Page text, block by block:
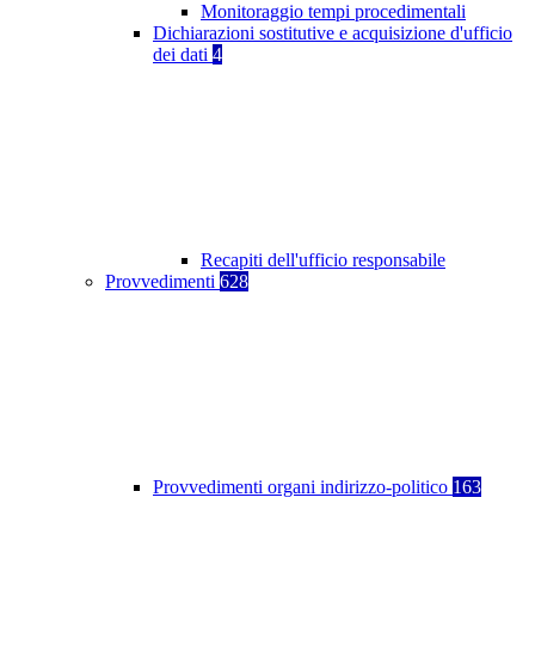
Monitoraggio tempi procedimentali
Dichiarazioni sostitutive e acquisizione d'ufficio
dei dati 4
Recapiti dell'ufficio responsabile
Provvedimenti 628
Provvedimenti organi indirizzo-politico 163